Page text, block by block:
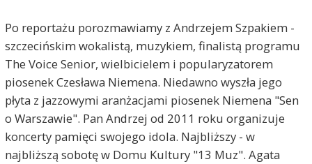
Po reportażu porozmawiamy z Andrzejem Szpakiem -
szczecińskim wokalistą, muzykiem, finalistą programu
The Voice Senior, wielbicielem i popularyzatorem
piosenek Czesława Niemena. Niedawno wyszła jego
płyta z jazzowymi aranżacjami piosenek Niemena "Sen
o Warszawie". Pan Andrzej od 2011 roku organizuje
koncerty pamięci swojego idola. Najbliższy - w
najbliższą sobotę w Domu Kultury "13 Muz". Agata